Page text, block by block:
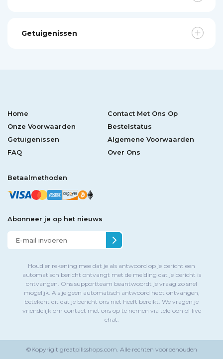
Getuigenissen
Home
Contact Met Ons Op
Onze Voorwaarden
Bestelstatus
Getuigenissen
Algemene Voorwaarden
FAQ
Over Ons
Betaalmethoden
Abonneer je op het nieuws
Houd er rekening mee dat je als antwoord op je bericht een
automatisch bericht ontvangt met de melding dat je bericht is
ontvangen. Ons supportteam beantwoordt je vraag zo snel
mogelijk. Als je geen automatisch antwoord hebt ontvangen,
betekent dit dat je bericht ons niet heeft bereikt. We vragen je
vriendelijk om contact met ons op te nemen via telefoon of live
chat.
©Kopyrigit greatpillsshops.com. Alle rechten voorbehouden